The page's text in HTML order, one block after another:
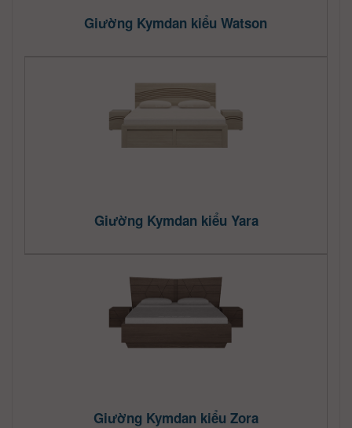
Giường Kymdan kiểu Watson
Giường Kymdan kiểu Yara
Giường Kymdan kiểu Zora